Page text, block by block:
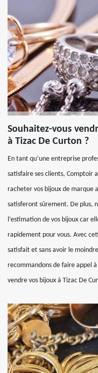
Souhaitez-vous
à Tizac De Curton ?
En tant qu’une entreprise
satisfaire ses clients, Comptoir
racheter vos bijoux de marque
satisferont sûrement. De plus,
l’estimation de vos bijoux car
rapidement pour vous. Avec
satisfait et sans avoir le
recommandons de faire appel
vendre vos bijoux à Tizac De